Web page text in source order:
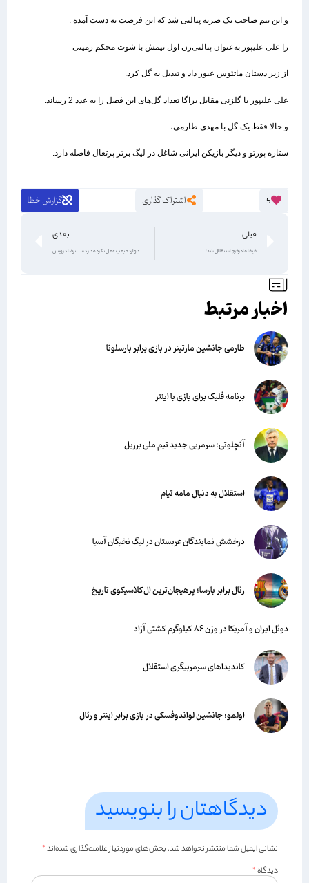
و این تیم صاحب یک ضربه پنالتی شد که این فرصت به دست آمده .
را علی علیپور به‌عنوان پنالتی‌زن اول تیمش با شوت محکم زمینی
از زیر دستان ماتئوس عبور داد و تبدیل به گل کرد.
علی علیپور با گلزنی مقابل براگا تعداد گل‌های این فصل را به عدد 2 رساند.
و حالا فقط یک گل با مهدی طارمی،
ستاره پورتو و دیگر بازیکن ایرانی شاغل در لیگ برتر پرتغال فاصله دارد.
5 اشتراک گذاری گزارش خطا
قبلی
فیفا مادرخرج استقلال شد!
بعدی
دوازده بمب عمل نکرده در دست رضا درویش
اخبار مرتبط
طارمی جانشین مارتینز در بازی برابر بارسلونا
برنامه فلیک برای بازی با اینتر
آنچلوتی؛ سرمربی جدید تیم ملی برزیل
استقلال به دنبال مامه تیام
درخشش نمایندگان عربستان در لیگ نخبگان آسیا
رئال برابر بارسا؛ پرهیجان‌‌ترین ال‌کلاسیکوی تاریخ
دوئل ایران و آمریکا در وزن ۸۶ کیلوگرم کشتی آزاد
کاندیداهای سرمربیگری استقلال
اولمو؛ جانشین لواندوفسکی در بازی برابر اینتر و رئال
دیدگاهتان را بنویسید
نشانی ایمیل شما منتشر نخواهد شد.بخش‌های موردنیاز علامت‌گذاری شده‌اند*
دیدگاه*